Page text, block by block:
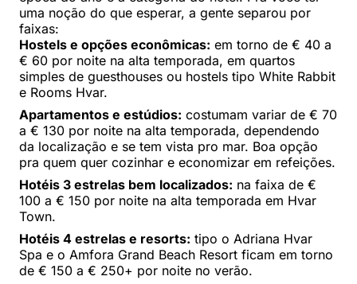
uma noção do que esperar, a gente separou por
faixas:
Hostels e opções econômicas: em torno de € 40 a
€ 60 por noite na alta temporada, em quartos
simples de guesthouses ou hostels tipo White Rabbit
e Rooms Hvar.
Apartamentos e estúdios: costumam variar de € 70
a € 130 por noite na alta temporada, dependendo
da localização e se tem vista pro mar. Boa opção
pra quem quer cozinhar e economizar em refeições.
Hotéis 3 estrelas bem localizados: na faixa de €
100 a € 150 por noite na alta temporada em Hvar
Town.
Hotéis 4 estrelas e resorts: tipo o Adriana Hvar
Spa e o Amfora Grand Beach Resort ficam em torno
de € 150 a € 250+ por noite no verão.